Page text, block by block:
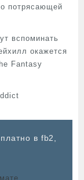
потрясающей
вспоминать
окажется
Fantasy
в fb2,